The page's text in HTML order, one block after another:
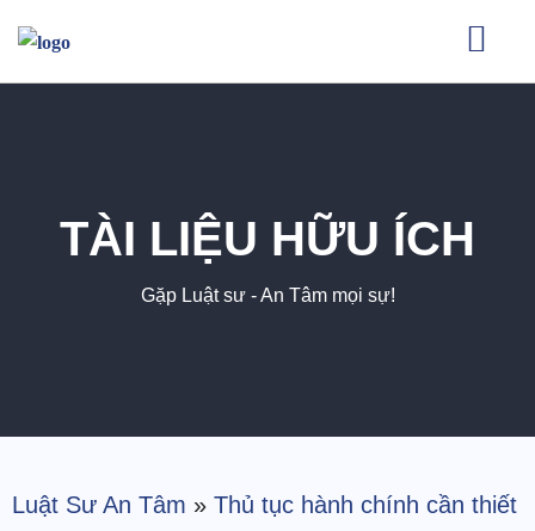
TÀI LIỆU HỮU ÍCH
Gặp Luật sư - An Tâm mọi sự!
Luật Sư An Tâm » Thủ tục hành chính cần thiết